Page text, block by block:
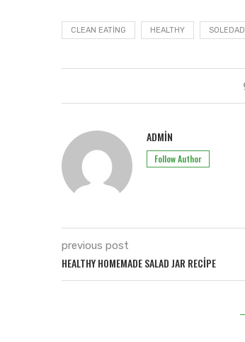
CLEAN EATING HEALTHY SOLEDAD
ADMIN
Follow Author
previous post
HEALTHY HOMEMADE SALAD JAR RECIPE